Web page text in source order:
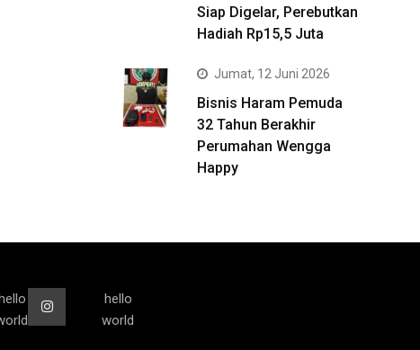
Siap Digelar, Perebutkan
Hadiah Rp15,5 Juta
Jumat, 12 Juni 2026
Bisnis Haram Pemuda
32 Tahun Berakhir
Perumahan Wengga
Happy
hello
world